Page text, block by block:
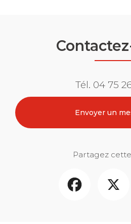
Tél. 04 75 26
Envoyer un
Partagez